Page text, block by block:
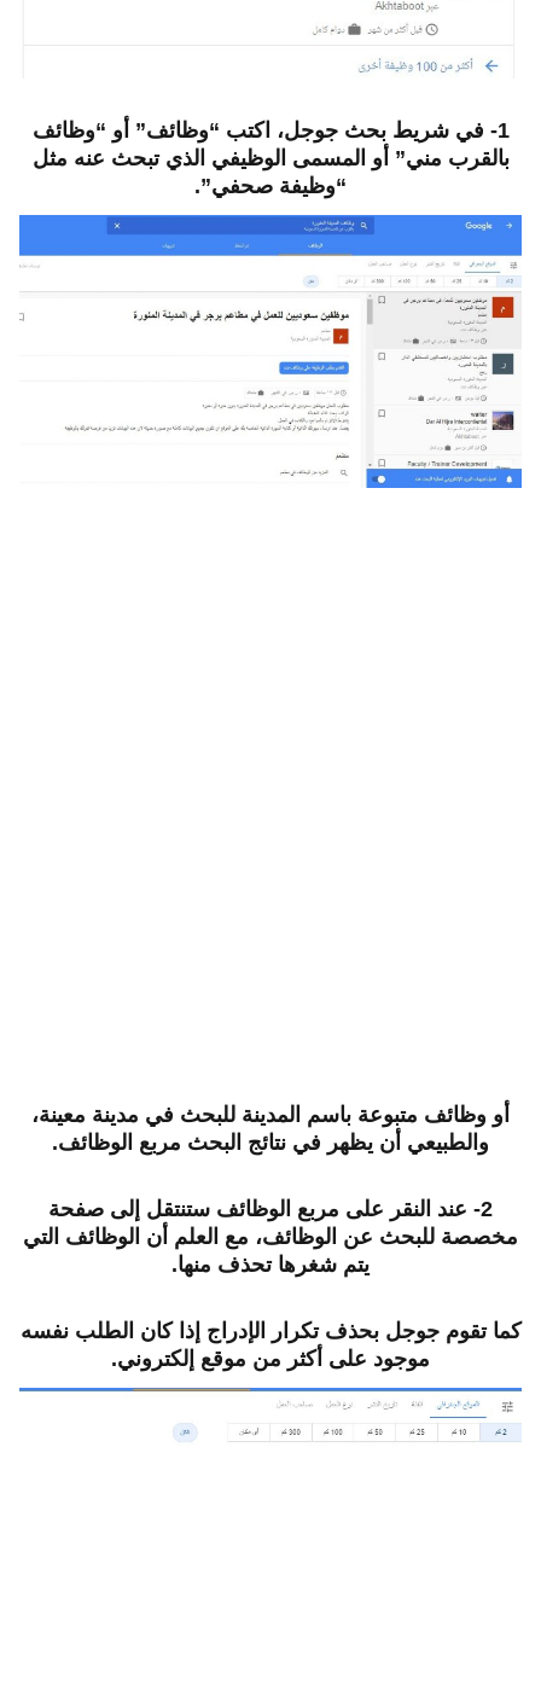
1- في شريط بحث جوجل، اكتب “وظائف” أو “وظائف
بالقرب مني” أو المسمى الوظيفي الذي تبحث عنه مثل
“وظيفة صحفي”.
أو وظائف متبوعة باسم المدينة للبحث في مدينة معينة،
والطبيعي أن يظهر في نتائج البحث مربع الوظائف.
2- عند النقر على مربع الوظائف ستنتقل إلى صفحة
مخصصة للبحث عن الوظائف، مع العلم أن الوظائف التي
يتم شغرها تحذف منها.
كما تقوم جوجل بحذف تكرار الإدراج إذا كان الطلب نفسه
موجود على أكثر من موقع إلكتروني.